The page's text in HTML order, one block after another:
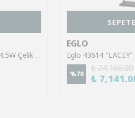
Eglo 75321 "ALAMEDA" 1X4,5W Çelik Nikel Mat Sıva Üstü Spot
EGLO
%70
₺ 24,166.00
₺